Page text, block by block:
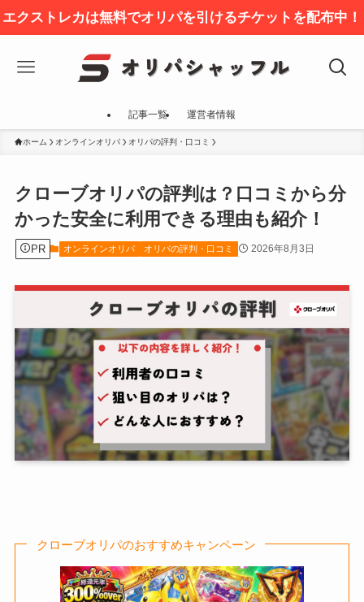
エクストレカは無料でオリパを引けるチケットを配布中！
記事一覧 運営者情報
ホーム オンラインオリパ オリパの評判・口コミ
クローブオリパの評判は？口コミから分
かった安全に利用できる理由も紹介！
PR オンラインオリパ オリパの評判・口コミ 2026年8月3日
クローブオリパのおすすめキャンペーン